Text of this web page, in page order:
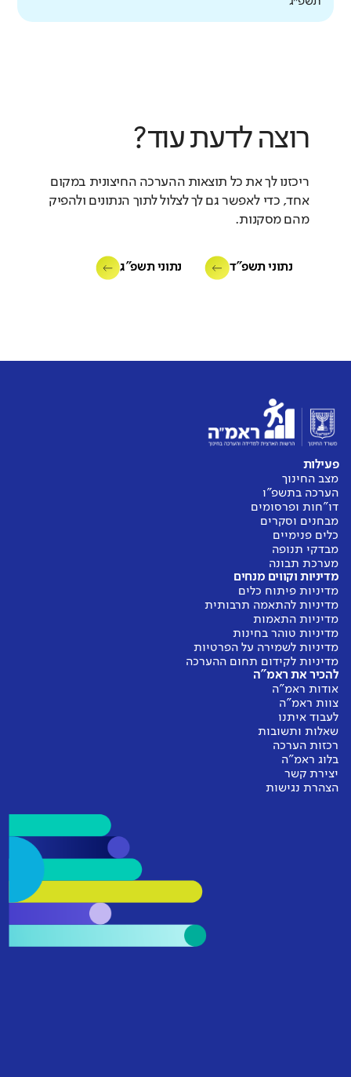
רוצה לדעת עוד?
ריכזנו לך את כל תוצאות ההערכה החיצונית במקום
אחד, כדי לאפשר גם לך לצלול לתוך הנתונים ולהפיק
מהם מסקנות.
נתוני תשפ"ד נתוני תשפ"ג
פעילות
מצב החינוך
הערכה בתשפ"ו
דו"חות ופרסומים
מבחנים וסקרים
כלים פנימיים
מבדקי תנופה
מערכת תבונה
מדיניות וקווים מנחים
מדיניות פיתוח כלים
מדיניות להתאמה תרבותית
מדיניות התאמות
מדיניות טוהר בחינות
מדיניות לשמירה על הפרטיות
מדיניות לקידום תחום ההערכה
להכיר את ראמ"ה
אודות ראמ"ה
צוות ראמ"ה
לעבוד איתנו
שאלות ותשובות
רכזות הערכה
בלוג ראמ"ה
יצירת קשר
הצהרת נגישות